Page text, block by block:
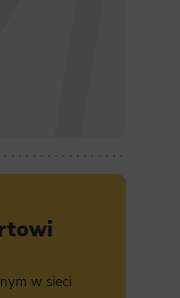
w sieci